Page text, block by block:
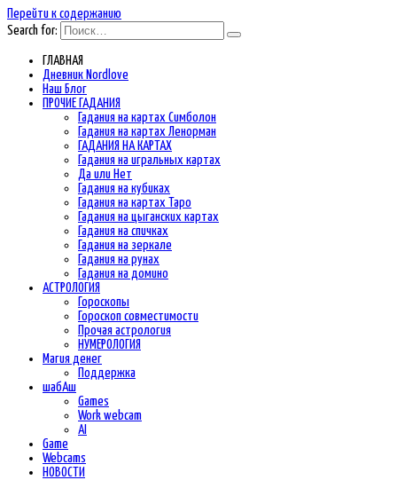
Перейти к содержанию
Search for:
ГЛАВНАЯ
Дневник Nordlove
Наш Блог
ПРОЧИЕ ГАДАНИЯ
Гадания на картах Симболон
Гадания на картах Ленорман
ГАДАНИЯ НА КАРТАХ
Гадания на игральных картах
Да или Нет
Гадания на кубиках
Гадания на картах Таро
Гадания на цыганских картах
Гадания на спичках
Гадания на зеркале
Гадания на рунах
Гадания на домино
АСТРОЛОГИЯ
Гороскопы
Гороскоп cовместимости
Прочая астрология
НУМЕРОЛОГИЯ
Магия денег
Поддержка
шабАш
Games
Work webcam
AI
Game
Webcams
НОВОСТИ